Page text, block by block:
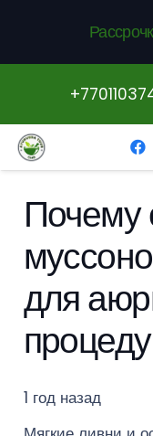
Почему
для
1 год назад